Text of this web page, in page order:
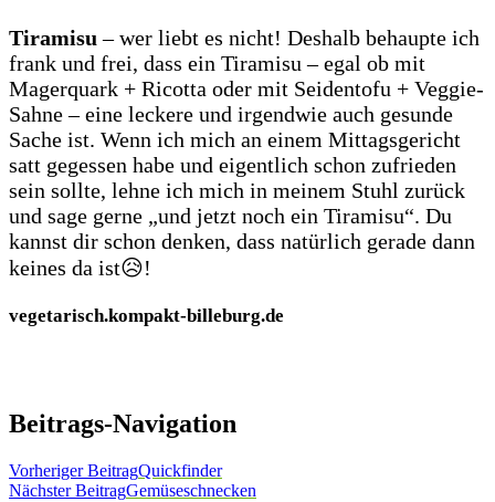
Tiramisu – wer liebt es nicht! Deshalb behaupte ich
frank und frei, dass ein Tiramisu – egal ob mit
Magerquark + Ricotta oder mit Seidentofu + Veggie-
Sahne – eine leckere und irgendwie auch gesunde
Sache ist. Wenn ich mich an einem Mittagsgericht
satt gegessen habe und eigentlich schon zufrieden
sein sollte, lehne ich mich in meinem Stuhl zurück
und sage gerne „und jetzt noch ein Tiramisu“. Du
kannst dir schon denken, dass natürlich gerade dann
keines da ist😥!
vegetarisch.kompakt-billeburg.de
Beitrags-Navigation
Vorheriger BeitragQuickfinder
Nächster BeitragGemüseschnecken